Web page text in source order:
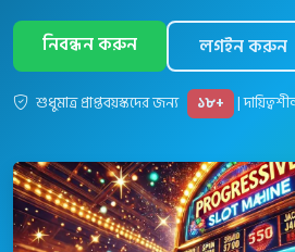
নিবন্ধন করুন লগইন করুন
শুধুমাত্র প্রাপ্তবয়স্কদের জন্য ১৮+ |